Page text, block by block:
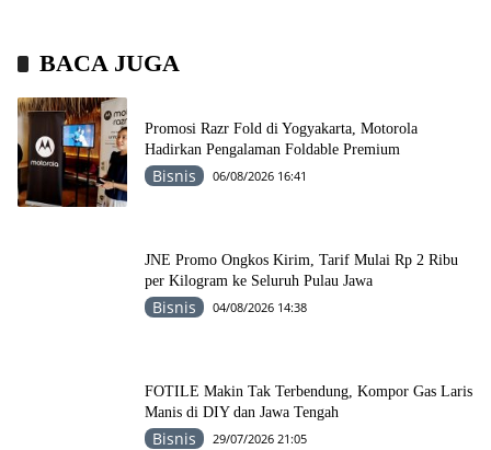
BACA JUGA
Promosi Razr Fold di Yogyakarta, Motorola
Hadirkan Pengalaman Foldable Premium
Bisnis 06/08/2026 16:41
JNE Promo Ongkos Kirim, Tarif Mulai Rp 2 Ribu
per Kilogram ke Seluruh Pulau Jawa
Bisnis 04/08/2026 14:38
FOTILE Makin Tak Terbendung, Kompor Gas Laris
Manis di DIY dan Jawa Tengah
Bisnis 29/07/2026 21:05